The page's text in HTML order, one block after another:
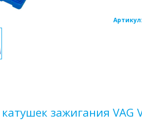
Артикул:
зажигания VAG